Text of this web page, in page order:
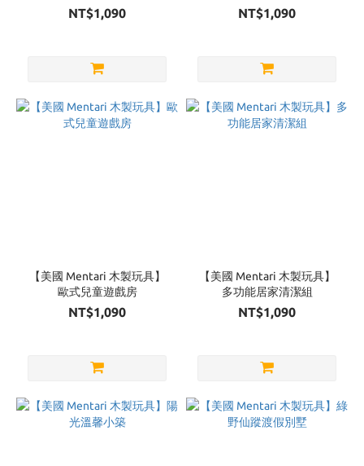
NT$1,090 NT$1,090
【美國 Mentari 木製玩具】
歐式兒童遊戲房
NT$1,090
【美國 Mentari 木製玩具】
多功能居家清潔組
NT$1,090